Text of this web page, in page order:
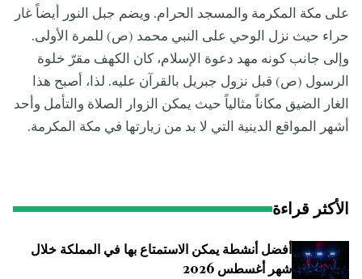
على مكة المكرمة والمسجد الحرام. ويضم جبل النور أيضاً غار
حراء حيث نزل الوحي على النبي محمد (ص) للمرة الأولى.
وإلى جانب كونه مهد دعوة الإسلام، كان الكهف مقرّ خلوة
الرسول (ص) قبل نزول جبريل بالقرآن عليه. لذا، أصبح هذا
الغار الضيق مكاناً مثالياً حيث يمكن الزوار الصلاة والتأمل وأحد
أشهر المواقع الدينية التي لا بد من زيارتها في مكة المكرمة.
الأكثر قراءة
أفضل أنشطة يمكن الاستمتاع بها في المملكة خلال
شهر أغسطس 2026